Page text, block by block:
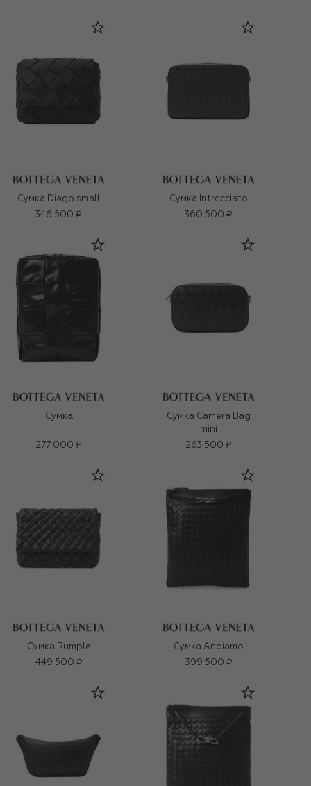
Сумка Diago small
346 500 ₽
Сумка Intrecciato
360 500 ₽
Сумка
277 000 ₽
Сумка Camera Bag
mini
263 500 ₽
Сумка Rumple
449 500 ₽
Сумка Andiamo
399 500 ₽